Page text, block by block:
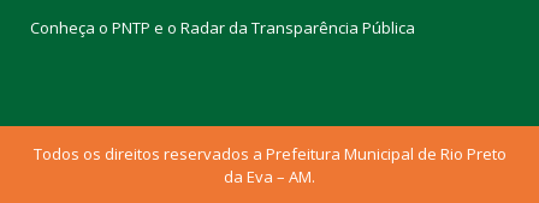
Conheça o PNTP e o Radar da Transparência Pública
Todos os direitos reservados a Prefeitura Municipal de Rio Preto
da Eva – AM.